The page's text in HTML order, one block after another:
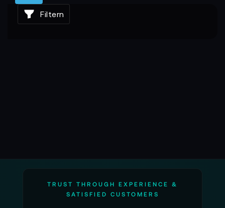
Energie der unsichtbare Motor jeder Produktion ist.
Erlebe mitBaxxtar
Filtern
TRUST THROUGH EXPERIENCE &
SATISFIED CUSTOMERS